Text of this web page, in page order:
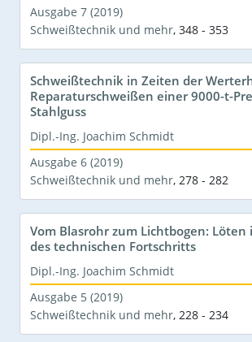
Ausgabe 7 (2019)
Schweißtechnik und mehr, 348 - 353
Schweißtechnik in Zeiten der
Reparaturschweißen einer 9000-t-
Stahlguss
Dipl.-Ing. Joachim Schmidt
Ausgabe 6 (2019)
Schweißtechnik und mehr, 278 - 282
Vom Blasrohr zum Lichtbogen: Löten
des technischen Fortschritts
Dipl.-Ing. Joachim Schmidt
Ausgabe 5 (2019)
Schweißtechnik und mehr, 228 - 234